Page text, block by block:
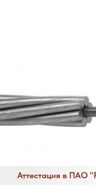
Аттестация в ПАО